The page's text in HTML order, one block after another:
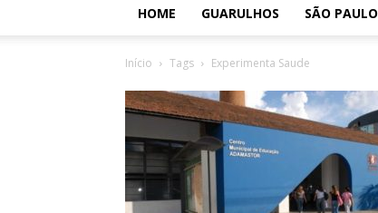
HOME GUARULHOS SÃO PAULO
Início Tags Experimenta Saude